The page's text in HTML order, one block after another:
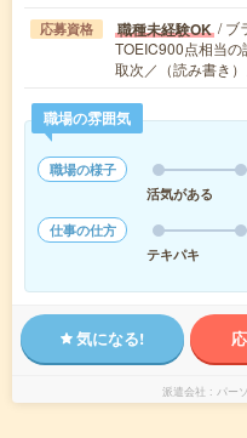
応募資格 職種未経験OK / ブ
TOEIC900点相当
取次／（読み書き
職場の雰囲気
職場の様子
活気がある
仕事の仕方
テキパキ
気になる!
派遣会社 パー